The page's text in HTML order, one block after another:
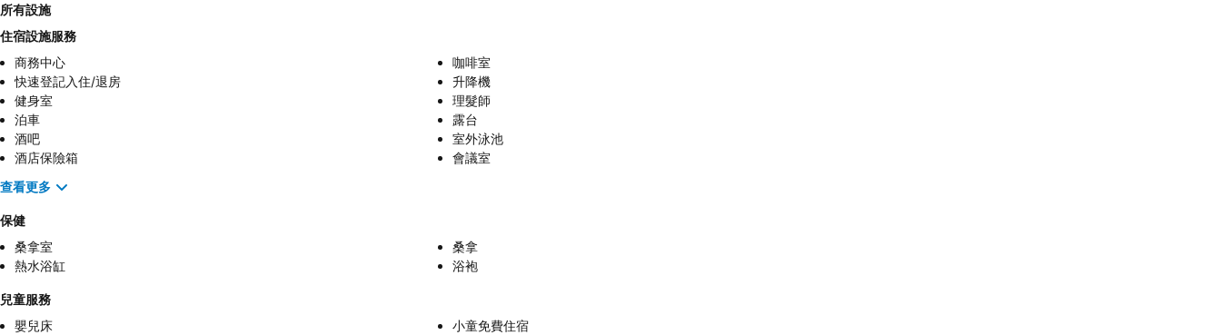
所有設施
住宿設施服務
商務中心
咖啡室
快速登記入住/退房
升降機
健身室
理髮師
泊車
露台
酒吧
室外泳池
酒店保險箱
會議室
查看更多
保健
桑拿室
桑拿
熱水浴缸
浴袍
兒童服務
嬰兒床
小童免費住宿